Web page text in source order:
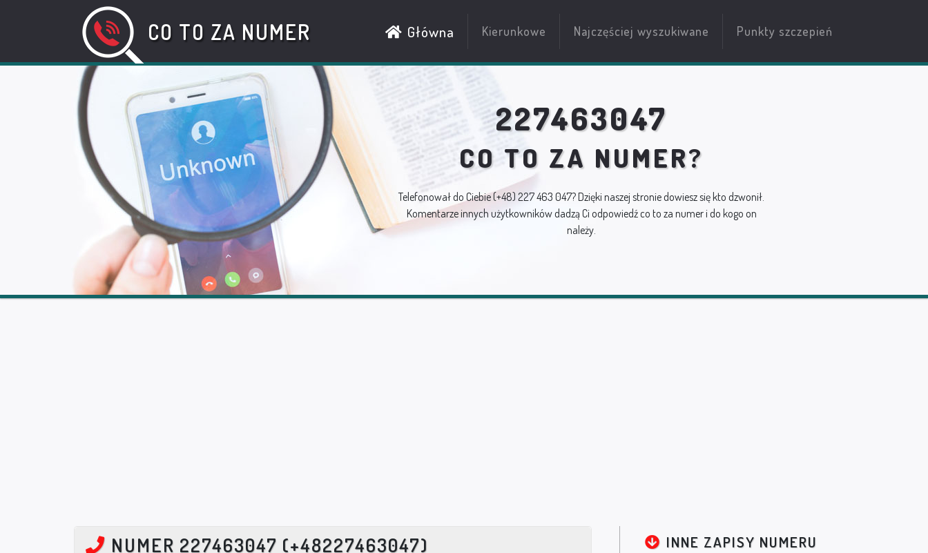
CO TO ZA NUMER Główna Kierunkowe Najczęściej wyszukiwane Punkty szczepień
227463047
CO TO ZA NUMER?
Telefonował do Ciebie(+48) 227 463 047? Dzięki naszej stronie dowiesz się kto dzwonił.
Komentarze innych użytkowników dadzą Ci odpowiedź co to za numer i do kogo on
należy.
NUMER 227463047 (+48227463047) INNE ZAPISY NUMERU